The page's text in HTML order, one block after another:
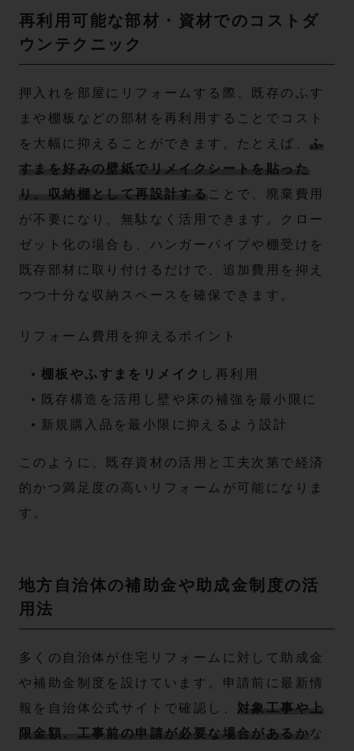
再利用可能な部材・資材でのコストダ
ウンテクニック
押入れを部屋にリフォームする際、既存のふす
まや棚板などの部材を再利用することでコスト
を大幅に抑えることができます。たとえば、 ふ
すまを好みの壁紙でリメイクシートを貼った
り、収納棚として再設計する ことで、廃棄費用
が不要になり、無駄なく活用できます。クロー
ゼット化の場合も、ハンガーパイプや棚受けを
既存部材に取り付けるだけで、追加費用を抑え
つつ十分な収納スペースを確保できます。
リフォーム費用を抑えるポイント
棚板やふすまをリメイク し再利用
既存構造を活用し壁や床の補強を最小限に
新規購入品を最小限に抑えるよう設計
このように、既存資材の活用と工夫次第で経済
的かつ満足度の高いリフォームが可能になりま
す。
地方自治体の補助金や助成金制度の活
用法
多くの自治体が住宅リフォームに対して助成金
や補助金制度を設けています。申請前に最新情
報を自治体公式サイトで確認し、 対象工事や上
限金額、工事前の申請が必要な場合があるかな